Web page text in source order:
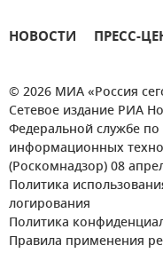
НОВОСТИ ПРЕСС-
© 2026 МИА «Россия
Сетевое издание РИА
Федеральной службе по
информационных
(Роскомнадзор) 08
Политика
логирования
Политика
Правила применения